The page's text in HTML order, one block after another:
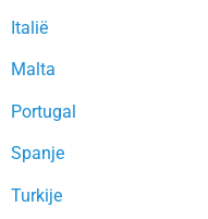
Italië
Malta
Portugal
Spanje
Turkije